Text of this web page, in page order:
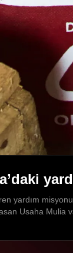
yardım
Usaha Mulia